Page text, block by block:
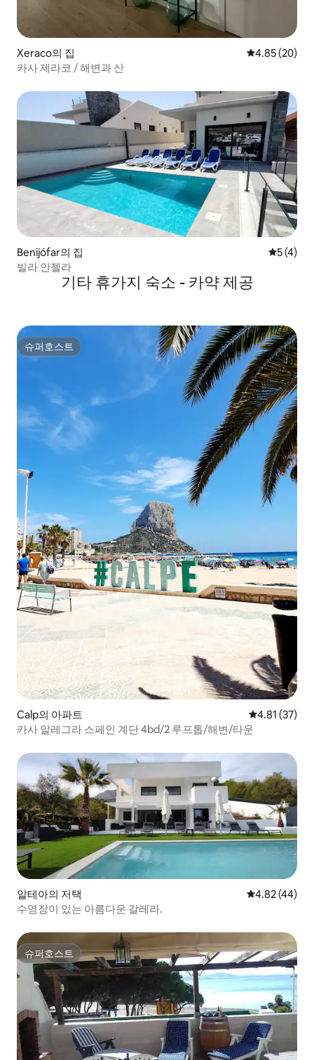
Xeraco의 집 평점 4.85점(5
4.85 (20)
카사 제라코 / 해변과 산
Benijófar의 집 평점 5점
5 (4)
빌라 안젤라
기타 휴가지 숙소 - 카약 제공
슈퍼호스트
슈퍼호스트
Calp의 아파트 평점 4.81점
4.81 (37)
카사 알레그라 스페인 계단 4bd/2 루프톱/해변/타운
알테아의 저택 평점 4.82점(5
4.82 (44)
수영장이 있는 아름다운 갈레라.
슈퍼호스트
슈퍼호스트